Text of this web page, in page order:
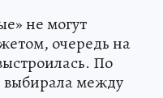
не могут
очередь на
По
выбирала между